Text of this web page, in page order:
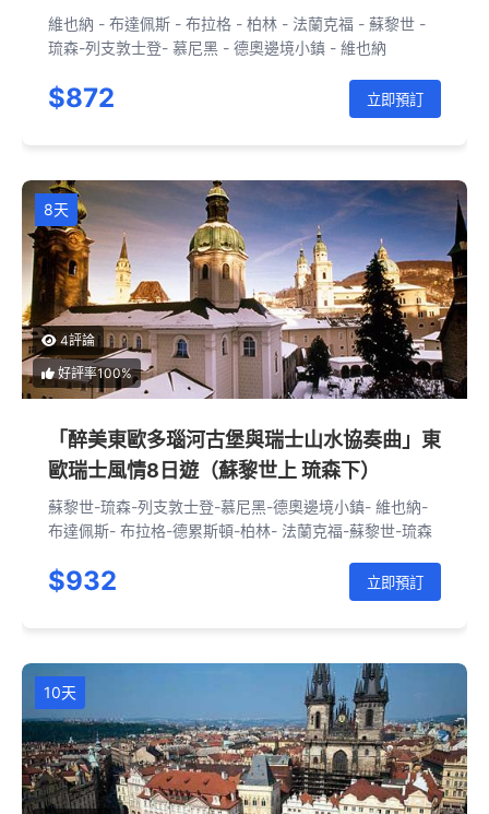
維也納 - 布達佩斯 - 布拉格 - 柏林 - 法蘭克福 - 蘇黎世 -
琉森-列支敦士登- 慕尼黑 - 德奧邊境小鎮 - 維也納
$872 立即預訂
8天
4評論
好評率100%
「醉美東歐多瑙河古堡與瑞士山水協奏曲」東
歐瑞士風情8日遊（蘇黎世上 琉森下）
蘇黎世-琉森-列支敦士登-慕尼黑-德奧邊境小鎮- 維也納-
布達佩斯- 布拉格-德累斯頓-柏林- 法蘭克福-蘇黎世-琉森
$932 立即預訂
10天